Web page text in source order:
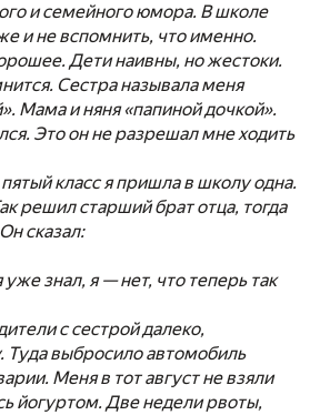
и семейного юмора. В школе
и не вспомнить, что именно.
Дети наивны, но жестоки.
Сестра называла меня
Мама и няня «папиной дочкой».
Это он не разрешал мне ходить
класс я пришла в школу одна.
решил старший брат отца, тогда
сказал:
знал, я — нет, что теперь так
с сестрой далеко,
Туда выбросило автомобиль
Меня в тот август не взяли
йогуртом. Две недели рвоты,